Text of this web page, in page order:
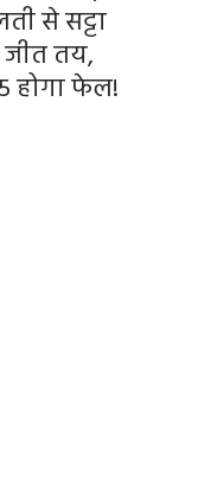
से सट्टा
जीत तय,
होगा फेल!